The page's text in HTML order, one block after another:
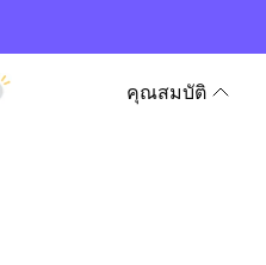
คุณสมบัติ